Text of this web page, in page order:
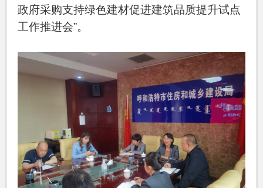
政府采购支持绿色建材促进建筑品质提升试点
工作推进会”。